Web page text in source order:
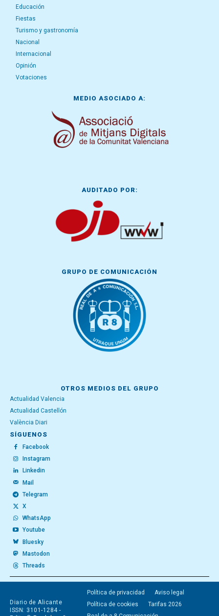
Educación
Fiestas
Turismo y gastronomía
Nacional
Internacional
Opinión
Votaciones
MEDIO ASOCIADO A:
AUDITADO POR:
GRUPO DE COMUNICACIÓN
OTROS MEDIOS DEL GRUPO
Actualidad Valencia
Actualidad Castellón
València Diari
SÍGUENOS
Facebook
Instagram
Linkedin
Mail
Telegram
X
WhatsApp
Youtube
Bluesky
Mastodon
Threads
Diario de Alicante
ISSN: 3101-1284 -
Política de privacidad
Aviso legal
Política de cookies
Tarifas 2026